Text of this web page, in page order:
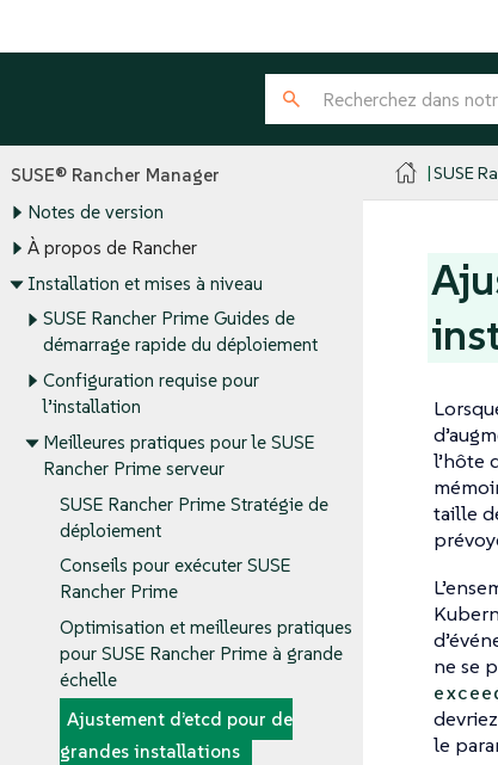
SUSE® Rancher Manager
Notes de version
À propos de Rancher
Installation et mises à niveau
SUSE Rancher Prime Guides de
démarrage rapide du déploiement
Configuration requise pour
l’installation
Meilleures pratiques pour le SUSE
Rancher Prime serveur
SUSE Rancher Prime Stratégie de
déploiement
Conseils pour exécuter SUSE
Rancher Prime
Optimisation et meilleures pratiques
pour SUSE Rancher Prime à grande
échelle
Ajustement d’etcd pour de
grandes installations
SUSE
l’hôte
taille
ne se
le